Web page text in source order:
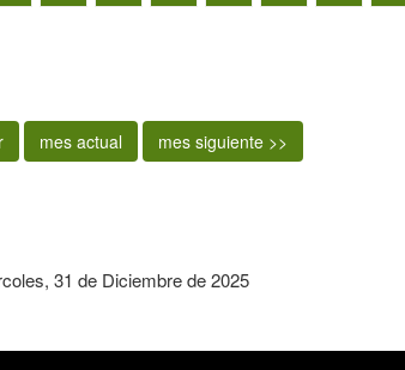
mes actual mes siguiente >>
31 de Diciembre de 2025